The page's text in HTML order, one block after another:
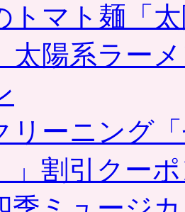
トマト麺「
太陽系ラー
リーニング
」割引クー